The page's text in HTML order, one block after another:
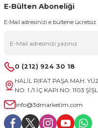
E-Bülten Aboneliği
E-Mail adresinizi e bültene ücretsiz
0 (212) 924 30 18
HALİL RIFAT PAŞA MAH.
NO: 1 /1 İÇ KAPI NO: 1103
info@3dmarketim.com